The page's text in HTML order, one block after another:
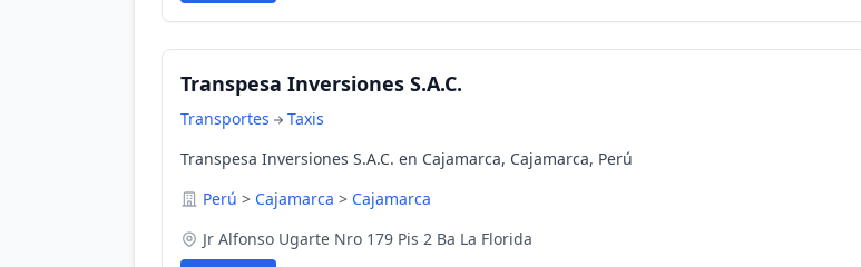
Transpesa Inversiones S.A.C.
Transportes
Taxis
Transpesa Inversiones S.A.C. en Cajamarca, Cajamarca, Perú
Perú > Cajamarca > Cajamarca
Jr Alfonso Ugarte Nro 179 Pis 2 Ba La Florida